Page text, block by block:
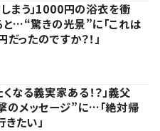
しまう」1000円の浴衣を衝
と…“驚きの光景”に「これは
ったのですか？！」
なる義実家ある！？」義父
のメッセージ”に…「絶対帰
きたい」